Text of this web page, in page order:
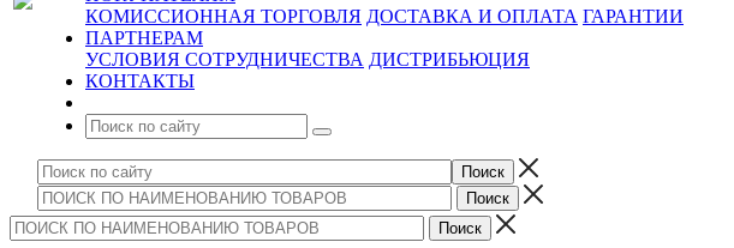
КОМИССИОННАЯ ТОРГОВЛЯ ДОСТАВКА И ОПЛАТА ГАРАНТИИ
ПАРТНЕРАМ
УСЛОВИЯ СОТРУДНИЧЕСТВА ДИСТРИБЬЮЦИЯ
КОНТАКТЫ